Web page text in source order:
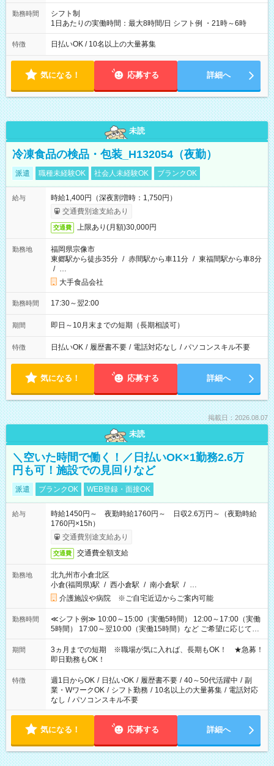
勤務時間
シフト制
1日あたりの実働時間：最大8時間/日 シフト例 ・21時～6時
特徴 日払いOK / 10名以上の大量募集
気になる！ 応募する 詳細へ
未読
冷凍食品の検品・包装_H132054（夜勤）
派遣 職種未経験OK 社会人未経験OK ブランクOK
給与
時給1,400円（深夜割増時：1,750円）
交通費別途支給あり
交通費 上限あり(月額)30,000円
勤務地
福岡県宗像市
東郷駅から徒歩35分 / 赤間駅から車11分 / 東福間駅から車8分
/ …
大手食品会社
勤務時間 17:30～翌2:00
期間 即日～10月末までの短期（長期相談可）
特徴 日払いOK / 履歴書不要 / 電話対応なし / パソコンスキル不要
気になる！ 応募する 詳細へ
掲載日：2026.08.07
未読
＼空いた時間で働く！／日払いOK×1勤務2.6万
円も可！施設での見回りなど
派遣 ブランクOK WEB登録・面接OK
給与
時給1450円～ 夜勤時給1760円～ 日収2.6万円～（夜勤時給
1760円×15h）
交通費別途支給あり
交通費 交通費全額支給
勤務地
北九州市小倉北区
小倉(福岡県)駅 / 西小倉駅 / 南小倉駅 / …
介護施設や病院 ※ご自宅近辺からご案内可能
勤務時間
≪シフト例≫ 10:00～15:00（実働5時間） 12:00～17:00（実働
5時間） 17:00～翌10:00（実働15時間）など ご希望に応じて、
働く時間は調整できます！ お気軽に担当へ相談ください！
期間
3ヵ月までの短期 ※職場が気に入れば、長期もOK！ ★急募！
即日勤務もOK！
特徴 週1日からOK / 日払いOK / 履歴書不要 / 40～50代活躍中 / 副
業・WワークOK / シフト勤務 / 10名以上の大量募集 / 電話対応
なし / パソコンスキル不要
気になる！ 応募する 詳細へ